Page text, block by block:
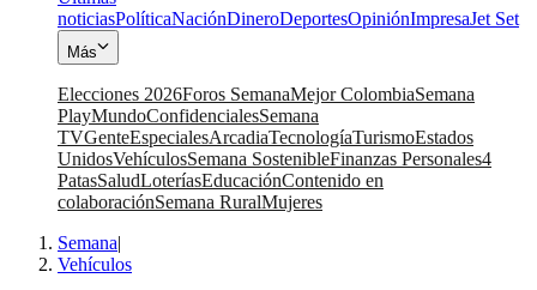
noticiasPolíticaNaciónDineroDeportesOpiniónImpresaJet Set
Más
Elecciones 2026Foros SemanaMejor ColombiaSemana
PlayMundoConfidencialesSemana
TVGenteEspecialesArcadiaTecnologíaTurismoEstados
UnidosVehículosSemana SostenibleFinanzas Personales4
PatasSaludLoteríasEducaciónContenido en
colaboraciónSemana RuralMujeres
Semana|
Vehículos